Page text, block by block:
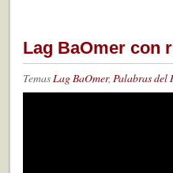
Lag BaOmer con
TemasLag BaOmer, Palabras del